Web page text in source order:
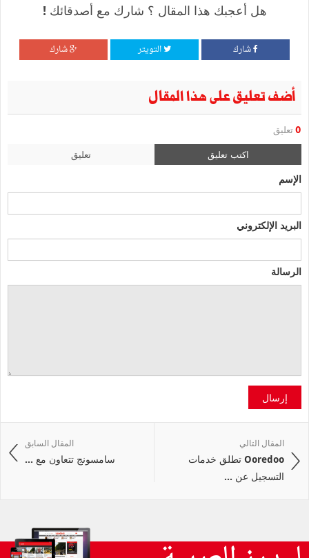
هل أعجبك هذا المقال ؟ شارك مع أصدقائك !
شارك التويتر شارك
أضف تعليق على هذا المقال
0 تعليق
اكتب تعليق تعليق
الإسم
البريد الإلكتروني
الرسالة
إرسال
المقال السابق
سامسونج تتعاون مع ...
المقال التالي
Ooredoo تطلق خدمات
التسجيل عن ...